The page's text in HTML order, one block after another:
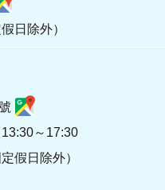
日除外）
～17:30
假日除外）